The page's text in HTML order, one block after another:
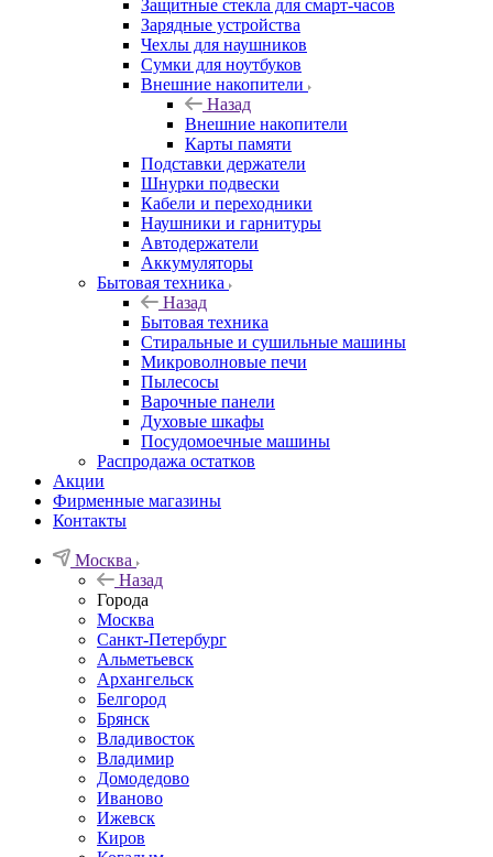
Защитные стекла для смарт-часов
Зарядные устройства
Чехлы для наушников
Сумки для ноутбуков
Внешние накопители
Назад
Внешние накопители
Карты памяти
Подставки держатели
Шнурки подвески
Кабели и переходники
Наушники и гарнитуры
Автодержатели
Аккумуляторы
Бытовая техника
Назад
Бытовая техника
Стиральные и сушильные машины
Микроволновые печи
Пылесосы
Варочные панели
Духовые шкафы
Посудомоечные машины
Распродажа остатков
Акции
Фирменные магазины
Контакты
Москва
Назад
Города
Москва
Санкт-Петербург
Альметьевск
Архангельск
Белгород
Брянск
Владивосток
Владимир
Домодедово
Иваново
Ижевск
Киров